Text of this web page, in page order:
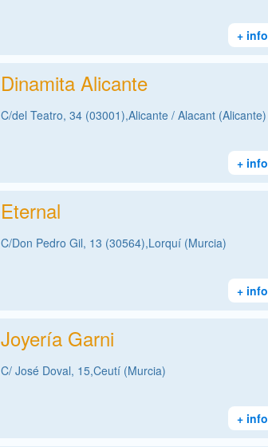
+ info
Dinamita Alicante
C/del Teatro, 34 (03001),Alicante / Alacant (Alicante)
+ info
Eternal
C/Don Pedro Gil, 13 (30564),Lorquí (Murcia)
+ info
Joyería Garni
C/ José Doval, 15,Ceutí (Murcia)
+ info